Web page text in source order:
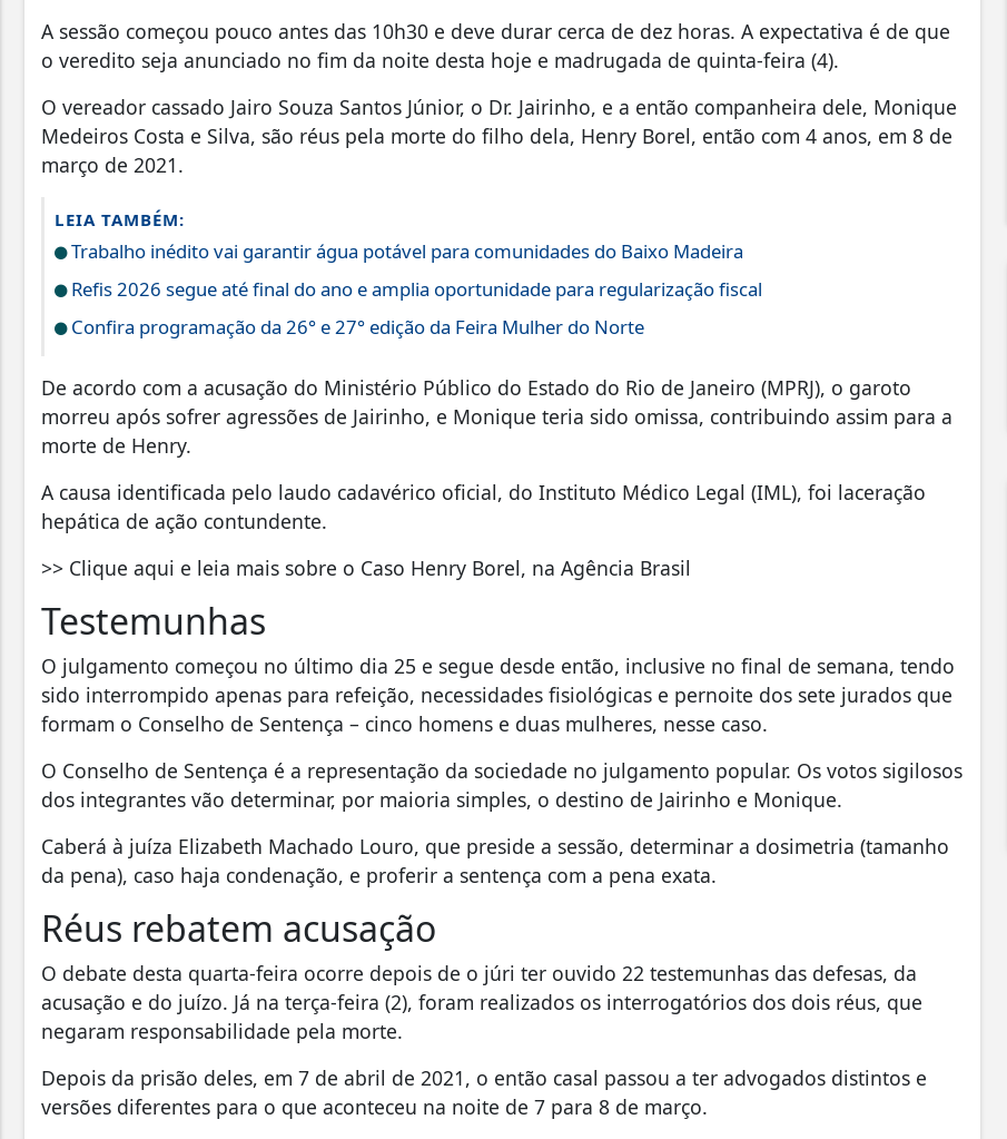
A sessão começou pouco antes das 10h30 e deve durar cerca de dez horas. A expectativa é de que
o veredito seja anunciado no fim da noite desta hoje e madrugada de quinta-feira (4).
O vereador cassado Jairo Souza Santos Júnior, o Dr. Jairinho, e a então companheira dele, Monique
Medeiros Costa e Silva, são réus pela morte do filho dela, Henry Borel, então com 4 anos, em 8 de
março de 2021.
LEIA TAMBÉM:
Trabalho inédito vai garantir água potável para comunidades do Baixo Madeira
Refis 2026 segue até final do ano e amplia oportunidade para regularização fiscal
Confira programação da 26° e 27° edição da Feira Mulher do Norte
De acordo com a acusação do Ministério Público do Estado do Rio de Janeiro (MPRJ), o garoto
morreu após sofrer agressões de Jairinho, e Monique teria sido omissa, contribuindo assim para a
morte de Henry.
A causa identificada pelo laudo cadavérico oficial, do Instituto Médico Legal (IML), foi laceração
hepática de ação contundente.
>> Clique aqui e leia mais sobre o Caso Henry Borel, na Agência Brasil
Testemunhas
O julgamento começou no último dia 25 e segue desde então, inclusive no final de semana, tendo
sido interrompido apenas para refeição, necessidades fisiológicas e pernoite dos sete jurados que
formam o Conselho de Sentença – cinco homens e duas mulheres, nesse caso.
O Conselho de Sentença é a representação da sociedade no julgamento popular. Os votos sigilosos
dos integrantes vão determinar, por maioria simples, o destino de Jairinho e Monique.
Caberá à juíza Elizabeth Machado Louro, que preside a sessão, determinar a dosimetria (tamanho
da pena), caso haja condenação, e proferir a sentença com a pena exata.
Réus rebatem acusação
O debate desta quarta-feira ocorre depois de o júri ter ouvido 22 testemunhas das defesas, da
acusação e do juízo. Já na terça-feira (2), foram realizados os interrogatórios dos dois réus, que
negaram responsabilidade pela morte.
Depois da prisão deles, em 7 de abril de 2021, o então casal passou a ter advogados distintos e
versões diferentes para o que aconteceu na noite de 7 para 8 de março.